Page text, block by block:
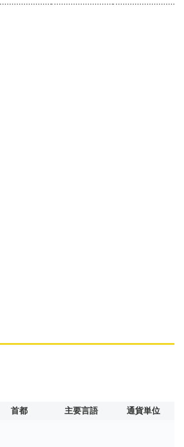
首都 主要言語
通貨単位